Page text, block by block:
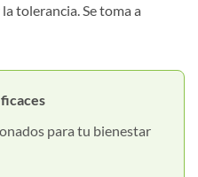
tolerancia. Se toma a
para tu bienestar